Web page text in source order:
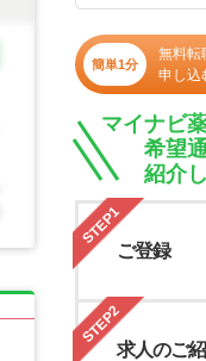
簡単1分
無料転
申し込
マイナビ
希望
紹介
STEP1
ご登録
STEP2
求人のご